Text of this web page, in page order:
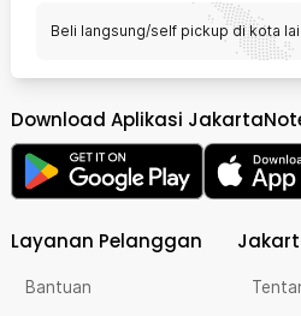
Beli langsung/self pickup di kota
Download Aplikasi
Layanan Pelanggan
Bantuan